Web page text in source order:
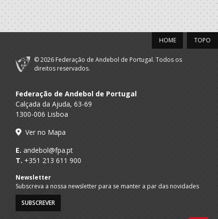
TOPO
HOME
© 2026 Federação de Andebol de Portugal. Todos os
direitos reservados.
Federação de Andebol de Portugal
Calçada da Ajuda, 63-69
1300-006 Lisboa
Ver no Mapa
E. andebol@fpa.pt
T. +351 213 611 900
Newsletter
Subscreva a nossa newsletter para se manter a par das novidades
SUBSCREVER